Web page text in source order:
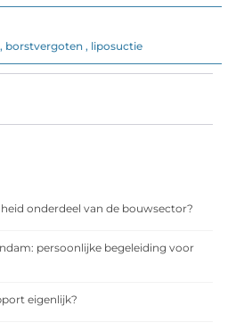
, borstvergoten , liposuctie
onderdeel van de bouwsector?
persoonlijke begeleiding voor
eigenlijk?